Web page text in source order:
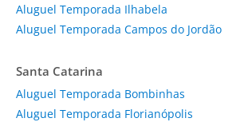
Aluguel Temporada Ilhabela
Aluguel Temporada Campos do Jordão
Santa Catarina
Aluguel Temporada Bombinhas
Aluguel Temporada Florianópolis